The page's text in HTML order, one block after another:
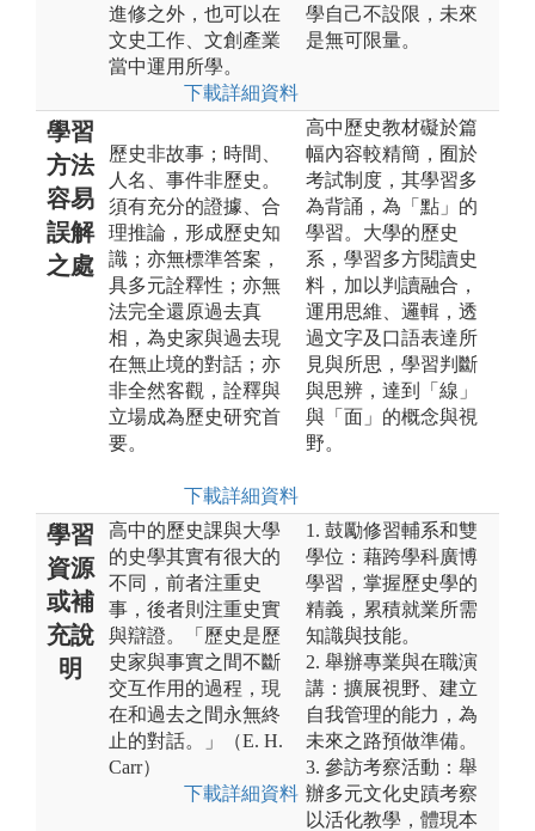
進修之外，也可以在
文史工作、文創產業
當中運用所學。
下載詳細資料
學自己不設限，未來
是無可限量。
學習
方法
容易
誤解
之處
歷史非故事；時間、
人名、事件非歷史。
須有充分的證據、合
理推論，形成歷史知
識；亦無標準答案，
具多元詮釋性；亦無
法完全還原過去真
相，為史家與過去現
在無止境的對話；亦
非全然客觀，詮釋與
立場成為歷史研究首
要。
下載詳細資料
高中歷史教材礙於篇
幅內容較精簡，囿於
考試制度，其學習多
為背誦，為「點」的
學習。大學的歷史
系，學習多方閱讀史
料，加以判讀融合，
運用思維、邏輯，透
過文字及口語表達所
見與所思，學習判斷
與思辨，達到「線」
與「面」的概念與視
野。
學習
資源
或補
充說
明
高中的歷史課與大學
的史學其實有很大的
不同，前者注重史
事，後者則注重史實
與辯證。「歷史是歷
史家與事實之間不斷
交互作用的過程，現
在和過去之間永無終
止的對話。」（E. H.
Carr）
下載詳細資料
1. 鼓勵修習輔系和雙
學位：藉跨學科廣博
學習，掌握歷史學的
精義，累積就業所需
知識與技能。
2. 舉辦專業與在職演
講：擴展視野、建立
自我管理的能力，為
未來之路預做準備。
3. 參訪考察活動：舉
辦多元文化史蹟考察
以活化教學，體現本